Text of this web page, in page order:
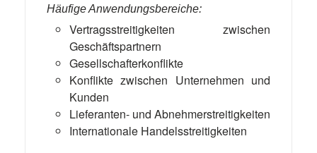
Häufige Anwendungsbereiche:
Vertragsstreitigkeiten zwischen
Geschäftspartnern
Gesellschafterkonflikte
Konflikte zwischen Unternehmen und
Kunden
Lieferanten- und Abnehmerstreitigkeiten
Internationale Handelsstreitigkeiten